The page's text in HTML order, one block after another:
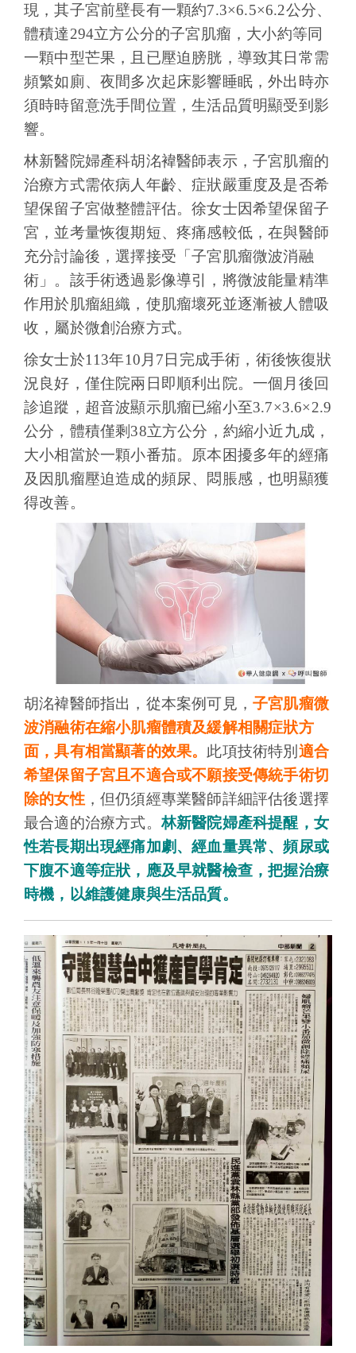
現，其子宮前壁長有一顆約7.3×6.5×6.2公分、
體積達294立方公分的子宮肌瘤，大小約等同
一顆中型芒果，且已壓迫膀胱，導致其日常需
頻繁如廁、夜間多次起床影響睡眠，外出時亦
須時時留意洗手間位置，生活品質明顯受到影
響。
林新醫院婦產科胡洺褘醫師表示，子宮肌瘤的
治療方式需依病人年齡、症狀嚴重度及是否希
望保留子宮做整體評估。徐女士因希望保留子
宮，並考量恢復期短、疼痛感較低，在與醫師
充分討論後，選擇接受「子宮肌瘤微波消融
術」。該手術透過影像導引，將微波能量精準
作用於肌瘤組織，使肌瘤壞死並逐漸被人體吸
收，屬於微創治療方式。
徐女士於113年10月7日完成手術，術後恢復狀
況良好，僅住院兩日即順利出院。一個月後回
診追蹤，超音波顯示肌瘤已縮小至3.7×3.6×2.9
公分，體積僅剩38立方公分，約縮小近九成，
大小相當於一顆小番茄。原本困擾多年的經痛
及因肌瘤壓迫造成的頻尿、悶脹感，也明顯獲
得改善。
胡洺褘醫師指出，從本案例可見， 子宮肌瘤微
波消融術在縮小肌瘤體積及緩解相關症狀方
面，具有相當顯著的效果。 此項技術特別 適合
希望保留子宮且不適合或不願接受傳統手術切
除的女性，但仍須經專業醫師詳細評估後選擇
最合適的治療方式。林新醫院婦產科提醒，女
性若長期出現經痛加劇、經血量異常、頻尿或
下腹不適等症狀，應及早就醫檢查，把握治療
時機，以維護健康與生活品質。